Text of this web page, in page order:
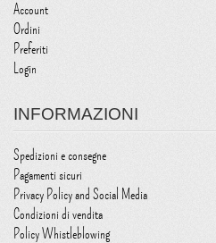
Account
Ordini
Preferiti
Login
INFORMAZIONI
Spedizioni e consegne
Pagamenti sicuri
Privacy Policy and Social Media
Condizioni di vendita
Policy Whistleblowing